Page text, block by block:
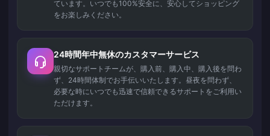
ています。いつでも100%安全に、安心してショッピング
をお楽しみください。
24時間年中無休のカスタマーサービス
親切なサポートチームが、購入前、購入中、購入後を問わ
ず、24時間体制でお手伝いいたします。昼夜を問わず、
必要な時にいつでも迅速で信頼できるサポートをご利用い
ただけます。